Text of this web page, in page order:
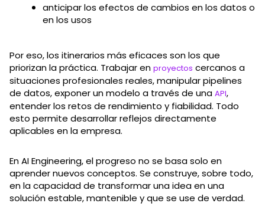
anticipar los efectos de cambios en los datos o
en los usos
Por eso, los itinerarios más eficaces son los que
priorizan la práctica. Trabajar en proyectos cercanos a
situaciones profesionales reales, manipular pipelines
de datos, exponer un modelo a través de una API,
entender los retos de rendimiento y fiabilidad. Todo
esto permite desarrollar reflejos directamente
aplicables en la empresa.
En AI Engineering, el progreso no se basa solo en
aprender nuevos conceptos. Se construye, sobre todo,
en la capacidad de transformar una idea en una
solución estable, mantenible y que se use de verdad.